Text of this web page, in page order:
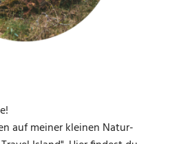
auf meiner kleinen Natur-